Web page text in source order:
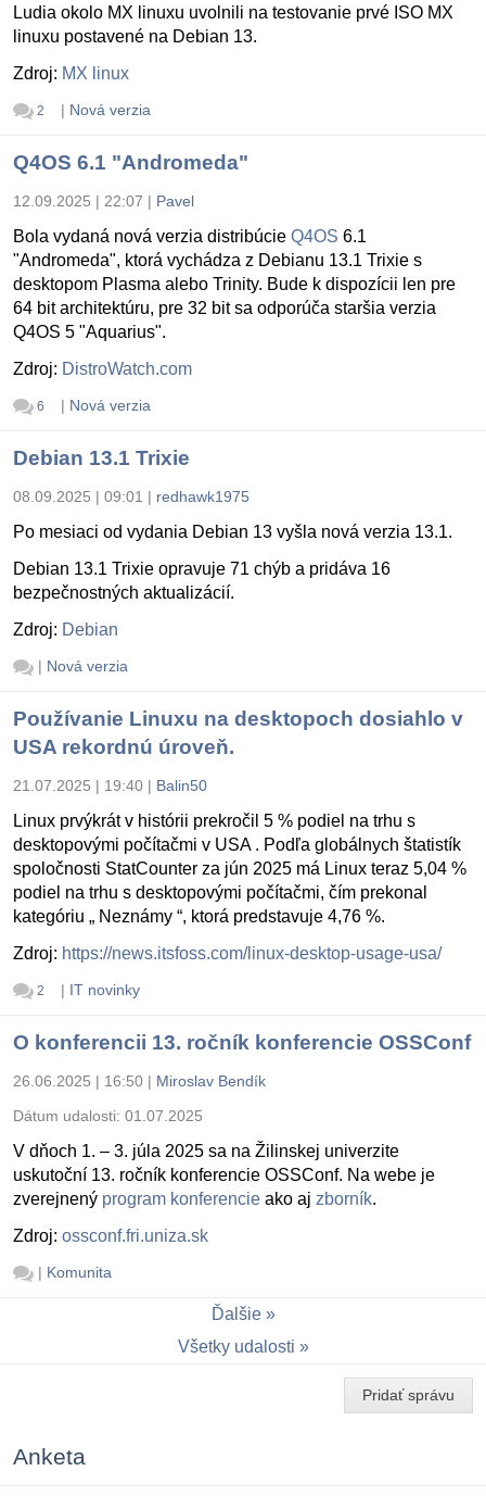
Ludia okolo MX linuxu uvolnili na testovanie prvé ISO MX
linuxu postavené na Debian 13.
Zdroj: MX linux
2 | Nová verzia
Q4OS 6.1 "Andromeda"
12.09.2025 | 22:07 | Pavel
Bola vydaná nová verzia distribúcie Q4OS 6.1
"Andromeda", ktorá vychádza z Debianu 13.1 Trixie s
desktopom Plasma alebo Trinity. Bude k dispozícii len pre
64 bit architektúru, pre 32 bit sa odporúča staršia verzia
Q4OS 5 "Aquarius".
Zdroj: DistroWatch.com
6 | Nová verzia
Debian 13.1 Trixie
08.09.2025 | 09:01 | redhawk1975
Po mesiaci od vydania Debian 13 vyšla nová verzia 13.1.
Debian 13.1 Trixie opravuje 71 chýb a pridáva 16
bezpečnostných aktualizácií.
Zdroj: Debian
| Nová verzia
Používanie Linuxu na desktopoch dosiahlo v
USA rekordnú úroveň.
21.07.2025 | 19:40 | Balin50
Linux prvýkrát v histórii prekročil 5 % podiel na trhu s
desktopovými počítačmi v USA . Podľa globálnych štatistík
spoločnosti StatCounter za jún 2025 má Linux teraz 5,04 %
podiel na trhu s desktopovými počítačmi, čím prekonal
kategóriu „ Neznámy “, ktorá predstavuje 4,76 %.
Zdroj: https://news.itsfoss.com/linux-desktop-usage-usa/
2 | IT novinky
O konferencii 13. ročník konferencie OSSConf
26.06.2025 | 16:50 | Miroslav Bendík
Dátum udalosti: 01.07.2025
V dňoch 1. – 3. júla 2025 sa na Žilinskej univerzite
uskutoční 13. ročník konferencie OSSConf. Na webe je
zverejnený program konferencie ako aj zborník.
Zdroj: ossconf.fri.uniza.sk
| Komunita
Ďalšie
Všetky udalosti
Pridať správu
Anketa